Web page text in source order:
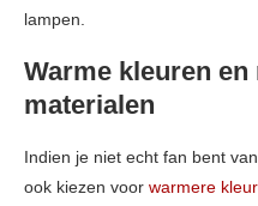
lampen.
Warme kleuren
materialen
Indien je niet echt fan bent
ook kiezen voor warmere